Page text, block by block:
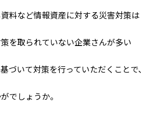
料など情報資産に対する災害対策は
を取られていない企業さんが多い
づいて対策を行っていただくことで、
でしょうか。